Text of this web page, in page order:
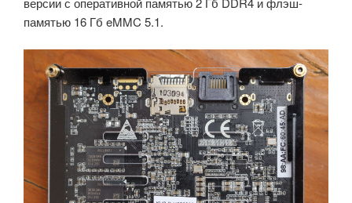
памятью 16 Гб eMMC 5.1.